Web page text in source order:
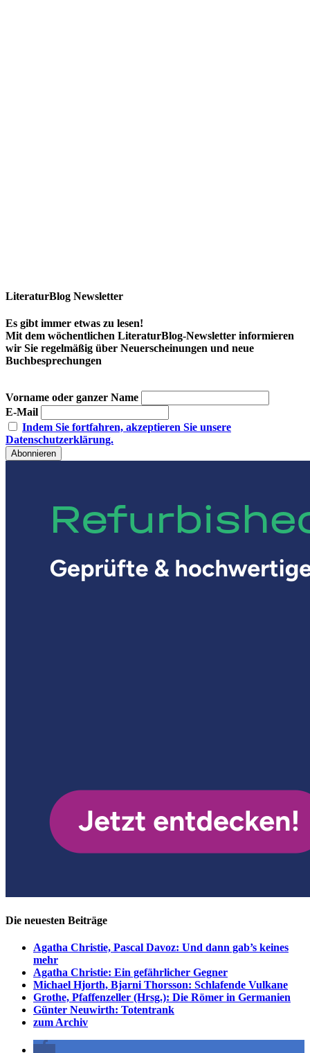
LiteraturBlog Newsletter
Es gibt immer etwas zu lesen!
Mit dem wöchentlichen LiteraturBlog-Newsletter informieren
wir Sie regelmäßig über Neuerscheinungen und neue
Buchbesprechungen
Vorname oder ganzer Name
E-Mail
Indem Sie fortfahren, akzeptieren Sie unsere
Datenschutzerklärung.
Die neuesten Beiträge
Agatha Christie, Pascal Davoz: Und dann gab’s keines
mehr
Agatha Christie: Ein gefährlicher Gegner
Michael Hjorth, Bjarni Thorsson: Schlafende Vulkane
Grothe, Pfaffenzeller (Hrsg.): Die Römer in Germanien
Günter Neuwirth: Totentrank
zum Archiv